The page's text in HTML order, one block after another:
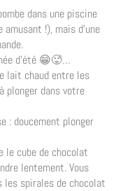
dans une piscine
!), mais d’une
d’été 😁🥵…
lait chaud entre les
plonger dans votre
: doucement plonger
le cube de chocolat
lentement. Vous
les spirales de chocolat